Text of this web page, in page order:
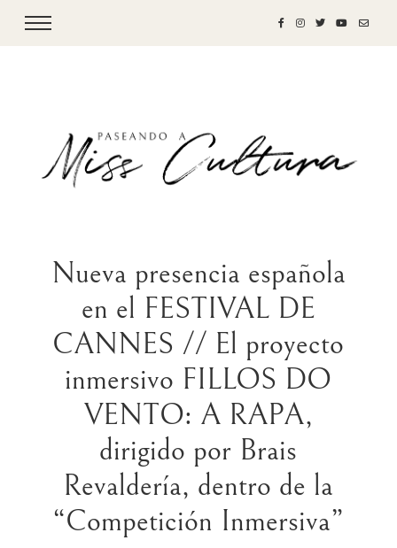
Nueva presencia española
en el FESTIVAL DE
CANNES // El proyecto
inmersivo FILLOS DO
VENTO: A RAPA,
dirigido por Brais
Revaldería, dentro de la
“Competición Inmersiva”